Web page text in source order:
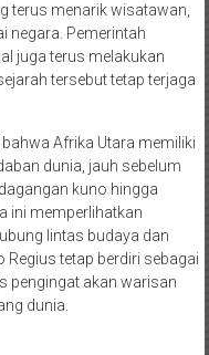
terus menarik wisatawan,
negara. Pemerintah
juga terus melakukan
tersebut tetap terjaga
Afrika Utara memiliki
dunia, jauh sebelum
kuno hingga
ini memperlihatkan
lintas budaya dan
Regius tetap berdiri sebagai
pengingat akan warisan
dunia.